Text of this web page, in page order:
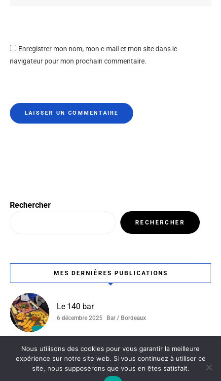
Enregistrer mon nom, mon e-mail et mon site dans le
navigateur pour mon prochain commentaire.
Rechercher
RECHERCHER
MES DERNIÈRES PUBLICATIONS
Le 140 bar
6 décembre 2025 Bar / Bordeaux
Ottoman
4 décembre 2025 Bordeaux / Restaurant Tunisien
Nous utilisons des cookies pour vous garantir la meilleure
expérience sur notre site web. Si vous continuez à utiliser ce
site, nous supposerons que vous en êtes satisfait.